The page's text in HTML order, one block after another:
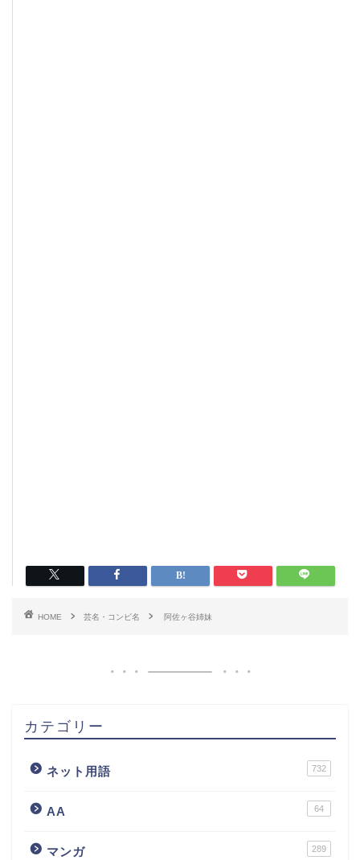
HOME 芸名・コンビ名 阿佐ヶ谷姉妹
カテゴリー
ネット用語 732
AA 64
マンガ 289